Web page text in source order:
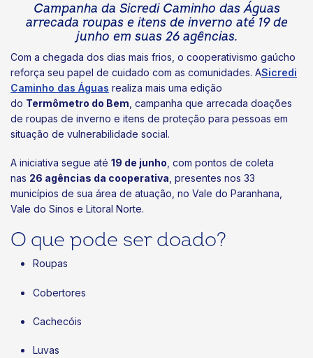
Campanha da Sicredi Caminho das Águas
arrecada roupas e itens de inverno até 19 de
junho em suas 26 agências.
Com a chegada dos dias mais frios, o cooperativismo gaúcho
reforça seu papel de cuidado com as comunidades. ASicredi
Caminho das Águas realiza mais uma edição
do Termômetro do Bem , campanha que arrecada doações
de roupas de inverno e itens de proteção para pessoas em
situação de vulnerabilidade social.
A iniciativa segue até 19 de junho , com pontos de coleta
nas 26 agências da cooperativa , presentes nos 33
municípios de sua área de atuação, no Vale do Paranhana,
Vale do Sinos e Litoral Norte.
O que pode ser doado?
Roupas
Cobertores
Cachecóis
Luvas